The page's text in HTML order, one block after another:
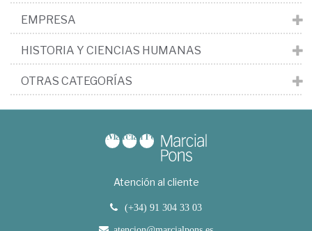
EMPRESA
HISTORIA Y CIENCIAS HUMANAS
OTRAS CATEGORÍAS
Atención al cliente
(+34) 91 304 33 03